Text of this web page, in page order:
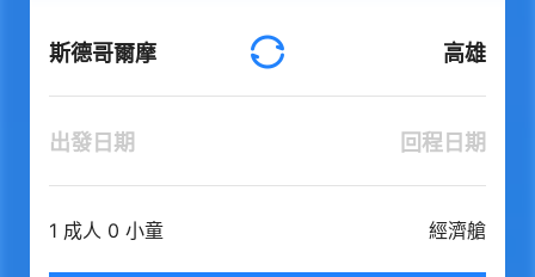
斯德哥爾摩 高雄
出發日期 回程日期
1 成人 0 小童 經濟艙